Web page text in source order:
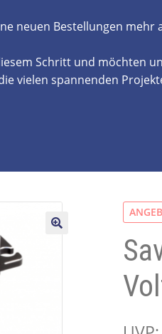
neuen Bestellungen mehr
Schritt und möchten
vielen spannenden